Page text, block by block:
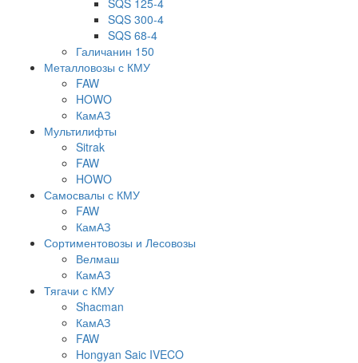
SQS 125-4
SQS 300-4
SQS 68-4
Галичанин 150
Металловозы с КМУ
FAW
HOWO
КамАЗ
Мультилифты
Sitrak
FAW
HOWO
Самосвалы с КМУ
FAW
КамАЗ
Сортиментовозы и Лесовозы
Велмаш
КамАЗ
Тягачи с КМУ
Shacman
КамАЗ
FAW
Hongyan Saic IVECO